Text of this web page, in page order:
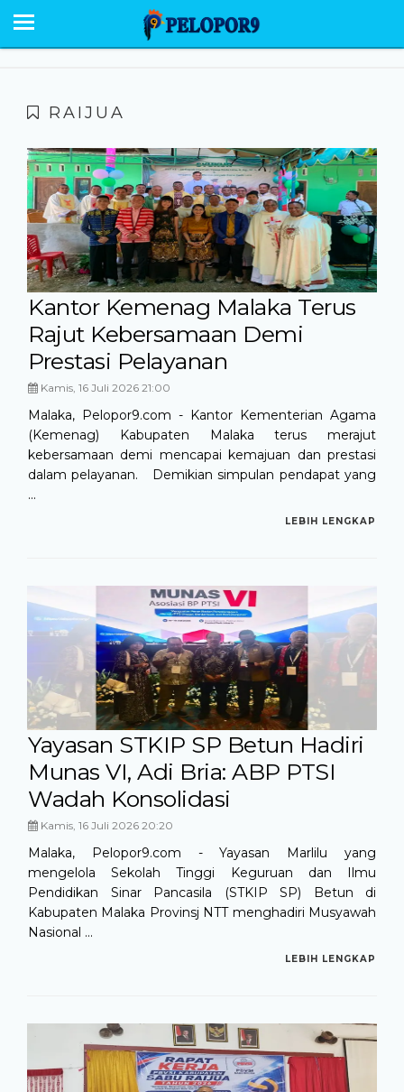
BERANDA
EKONOMI POLITIK
OPINI
HUMANIORA
HUKUM KRIMINAL
GALERI
RAIJUA
Kantor Kemenag Malaka Terus
Rajut Kebersamaan Demi
Prestasi Pelayanan
Kamis, 16 Juli 2026 21:00
Malaka, Pelopor9.com - Kantor Kementerian Agama
(Kemenag) Kabupaten Malaka terus merajut
kebersamaan demi mencapai kemajuan dan prestasi
dalam pelayanan. Demikian simpulan pendapat yang
...
LEBIH LENGKAP
Yayasan STKIP SP Betun Hadiri
Munas VI, Adi Bria: ABP PTSI
Wadah Konsolidasi
Kamis, 16 Juli 2026 20:20
Malaka, Pelopor9.com - Yayasan Marlilu yang
mengelola Sekolah Tinggi Keguruan dan Ilmu
Pendidikan Sinar Pancasila (STKIP SP) Betun di
Kabupaten Malaka Provinsj NTT menghadiri Musyawah
Nasional ...
LEBIH LENGKAP